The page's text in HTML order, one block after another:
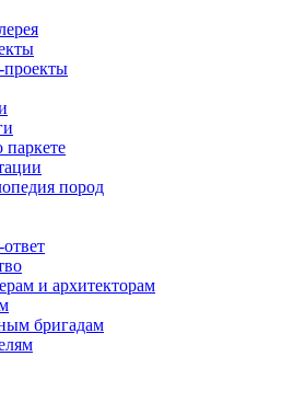
проекты
паркете
пород
и архитекторам
бригадам